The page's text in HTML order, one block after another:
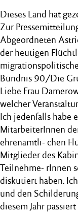
Dieses Land hat
Zur
Abgeordneten
der heutigen
Bündnis 90/Die
Liebe Frau
welcher
Ich jedenfalls habe
MitarbeiterInnen
ehrenamtli- chen
Mitglieder des
Teilnehme- rInnen
diskutiert haben.
und den
diesem Jahr